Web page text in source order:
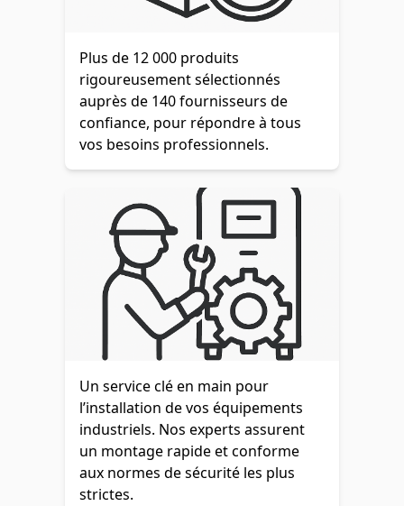
Plus de 12 000 produits
rigoureusement sélectionnés
auprès de 140 fournisseurs de
confiance, pour répondre à tous
vos besoins professionnels.
Un service clé en main pour
l’installation de vos équipements
industriels. Nos experts assurent
un montage rapide et conforme
aux normes de sécurité les plus
strictes.